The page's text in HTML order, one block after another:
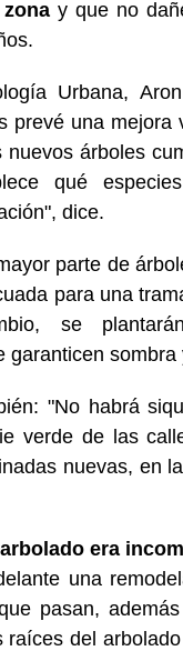
y que no
Urbana,
prevé una
nuevos árboles
qué
dice.
parte de
para una
se
garanticen
"No habrá
verde de las
nuevas, en
era
una
pasan,
raíces del